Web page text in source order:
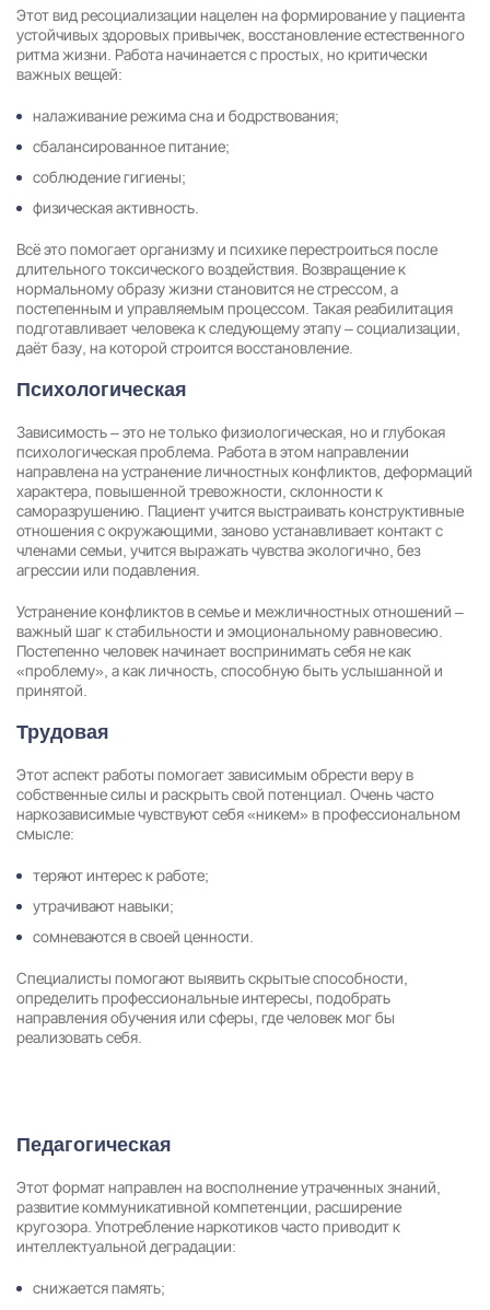
Этот вид ресоциализации нацелен на формирование у пациента
устойчивых здоровых привычек, восстановление естественного
ритма жизни. Работа начинается с простых, но критически
важных вещей:
налаживание режима сна и бодрствования;
сбалансированное питание;
соблюдение гигиены;
физическая активность.
Всё это помогает организму и психике перестроиться после
длительного токсического воздействия. Возвращение к
нормальному образу жизни становится не стрессом, а
постепенным и управляемым процессом. Такая реабилитация
подготавливает человека к следующему этапу – социализации,
даёт базу, на которой строится восстановление.
Психологическая
Зависимость – это не только физиологическая, но и глубокая
психологическая проблема. Работа в этом направлении
направлена на устранение личностных конфликтов, деформаций
характера, повышенной тревожности, склонности к
саморазрушению. Пациент учится выстраивать конструктивные
отношения с окружающими, заново устанавливает контакт с
членами семьи, учится выражать чувства экологично, без
агрессии или подавления.
Устранение конфликтов в семье и межличностных отношений –
важный шаг к стабильности и эмоциональному равновесию.
Постепенно человек начинает воспринимать себя не как
«проблему», а как личность, способную быть услышанной и
принятой.
Трудовая
Этот аспект работы помогает зависимым обрести веру в
собственные силы и раскрыть свой потенциал. Очень часто
наркозависимые чувствуют себя «никем» в профессиональном
смысле:
теряют интерес к работе;
утрачивают навыки;
сомневаются в своей ценности.
Специалисты помогают выявить скрытые способности,
определить профессиональные интересы, подобрать
направления обучения или сферы, где человек мог бы
реализовать себя.
Педагогическая
Этот формат направлен на восполнение утраченных знаний,
развитие коммуникативной компетенции, расширение
кругозора. Употребление наркотиков часто приводит к
интеллектуальной деградации:
снижается память;
Бесплатная консультация
Оставьте данные и мы вам перезвоним!
Выбор города
Поиск по сайту
Задать вопрос
Задайте свой вопрос и мы ответим вам